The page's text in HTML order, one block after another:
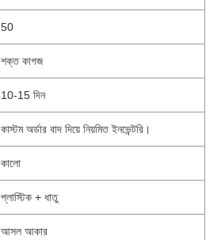
50
শক্ত কাগজ
10-15 দিন
কাস্টম অর্ডার বাদ দিয়ে নিয়মিত ইনভেন্টরি।
কালো
প্লাস্টিক + ধাতু
আসল আকার